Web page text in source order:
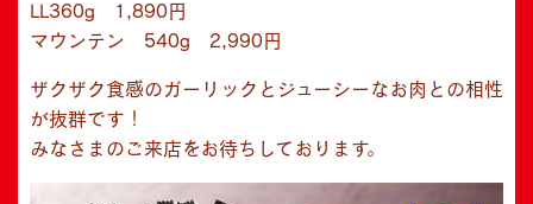
LL360g 1,890円
マウンテン 540g 2,990円
ザクザク食感のガーリックとジューシーなお肉との相性
が抜群です！
みなさまのご来店をお待ちしております。